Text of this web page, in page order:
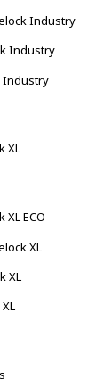
Industry
Industry
Industry
XL
XL ECO
XL
XL